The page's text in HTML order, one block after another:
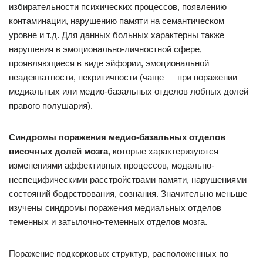
избирательности психических процессов, появлению
контаминации, нарушению памяти на семантическом
уровне и т.д. Для данных больных характерны также
нарушения в эмоционально-личностной сфере,
проявляющиеся в виде эйфории, эмоциональной
неадекватности, некритичности (чаще — при поражении
медиальных или медио-базальных отделов лобных долей
правого полушария).
Синдромы поражения медио-базальных отделов
височных долей мозга, которые характеризуются
изменениями аффективных процессов, модально-
неспецифическими расстройствами памяти, нарушениями
состояний бодрствования, сознания. Значительно меньше
изучены синдромы поражения медиальных отделов
теменных и затылочно-теменных отделов мозга.
Поражение подкорковых структур, расположенных по